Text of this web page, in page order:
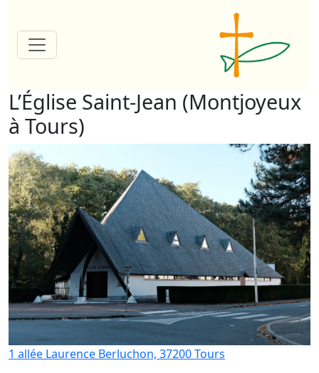
L’Église Saint-Jean (Montjoyeux
à Tours)
1 allée Laurence Berluchon, 37200 Tours